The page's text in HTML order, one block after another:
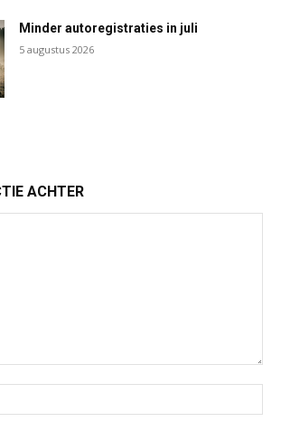
Minder autoregistraties in juli
5 augustus 2026
ACHTER